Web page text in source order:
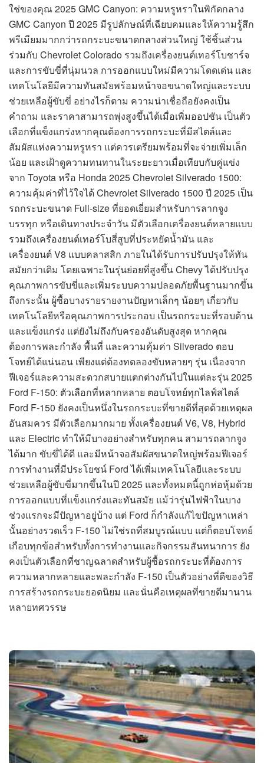
ใช่ของคุณ 2025 GMC Canyon: ความหรูหราในพิกัดกลาง
GMC Canyon ปี 2025 มีรูปลักษณ์ที่เฉียบคมและให้ความรู้สึก
พรีเมียมมากกว่ารถกระบะขนาดกลางส่วนใหญ่ ใช้ชิ้นส่วน
ร่วมกับ Chevrolet Colorado รวมถึงเครื่องยนต์เทอร์โบชาร์จ
และการขับขี่ที่นุ่มนวล การออกแบบใหม่มีความโดดเด่น และ
เทคโนโลยีมีความทันสมัยพร้อมหน้าจอขนาดใหญ่และระบบ
ช่วยเหลือผู้ขับขี่ อย่างไรก็ตาม ความน่าเชื่อถือยังคงเป็น
คำถาม และราคาสามารถพุ่งสูงขึ้นได้เมื่อเพิ่มออปชัน เป็นตัว
เลือกที่แข็งแกร่งหากคุณต้องการรถกระบะที่มีสไตล์และ
สัมผัสแห่งความหรูหรา แต่ควรเตรียมพร้อมที่จะจ่ายเพิ่มเล็ก
น้อย และเฝ้าดูความทนทานในระยะยาวเมื่อเทียบกับคู่แข่ง
จาก Toyota หรือ Honda 2025 Chevrolet Silverado 1500:
ความคุ้มค่าที่ไว้ใจได้ Chevrolet Silverado 1500 ปี 2025 เป็น
รถกระบะขนาด Full-size ที่ยอดเยี่ยมสำหรับการลากจูง
บรรทุก หรือเดินทางประจำวัน มีตัวเลือกเครื่องยนต์หลายแบบ
รวมถึงเครื่องยนต์เทอร์โบสี่สูบที่ประหยัดน้ำมัน และ
เครื่องยนต์ V8 แบบคลาสสิก ภายในได้รับการปรับปรุงให้ทัน
สมัยกว่าเดิม โดยเฉพาะในรุ่นย่อยที่สูงขึ้น Chevy ได้ปรับปรุง
คุณภาพการขับขี่และเพิ่มระบบความปลอดภัยพื้นฐานมากขึ้น
ถึงกระนั้น ผู้ซื้อบางรายรายงานปัญหาเล็กๆ น้อยๆ เกี่ยวกับ
เทคโนโลยีหรือคุณภาพการประกอบ เป็นรถกระบะที่รอบด้าน
และแข็งแกร่ง แต่ยังไม่ถึงกับครองอันดับสูงสุด หากคุณ
ต้องการพละกำลัง พื้นที่ และความคุ้มค่า Silverado ตอบ
โจทย์ได้แน่นอน เพียงแต่ต้องทดลองขับหลายๆ รุ่น เนื่องจาก
ฟีเจอร์และความสะดวกสบายแตกต่างกันไปในแต่ละรุ่น 2025
Ford F-150: ตัวเลือกที่หลากหลาย ตอบโจทย์ทุกไลฟ์สไตล์
Ford F-150 ยังคงเป็นหนึ่งในรถกระบะที่ขายดีที่สุดด้วยเหตุผล
อันสมควร มีตัวเลือกมากมาย ทั้งเครื่องยนต์ V6, V8, Hybrid
และ Electric ทำให้มีบางอย่างสำหรับทุกคน สามารถลากจูง
ได้มาก ขับขี่ได้ดี และมีหน้าจอสัมผัสขนาดใหญ่พร้อมฟีเจอร์
การทำงานที่มีประโยชน์ Ford ได้เพิ่มเทคโนโลยีและระบบ
ช่วยเหลือผู้ขับขี่มากขึ้นในปี 2025 และทั้งหมดนี้ถูกห่อหุ้มด้วย
การออกแบบที่แข็งแกร่งและทันสมัย แม้ว่ารุ่นไฟฟ้าในบาง
ช่วงแรกจะมีปัญหาอยู่บ้าง แต่ Ford ก็กำลังแก้ไขปัญหาเหล่า
นั้นอย่างรวดเร็ว F-150 ไม่ใช่รถที่สมบูรณ์แบบ แต่ก็ตอบโจทย์
เกือบทุกข้อสำหรับทั้งการทำงานและกิจกรรมสันทนาการ ยัง
คงเป็นตัวเลือกที่ชาญฉลาดสำหรับผู้ซื้อรถกระบะที่ต้องการ
ความหลากหลายและพละกำลัง F-150 เป็นตัวอย่างที่ดีของวิธี
การสร้างรถกระบะยอดนิยม และนั่นคือเหตุผลที่ขายดีมานาน
หลายทศวรรษ